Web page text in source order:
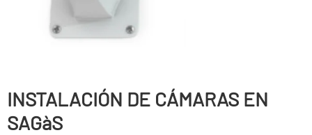
INSTALACIÓN DE CÁMARAS EN
SAGàS